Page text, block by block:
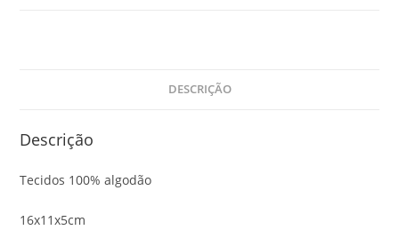
DESCRIÇÃO
Descrição
Tecidos 100% algodão
16x11x5cm